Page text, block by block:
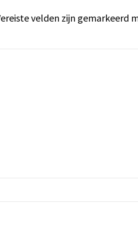
velden zijn gemarkeerd